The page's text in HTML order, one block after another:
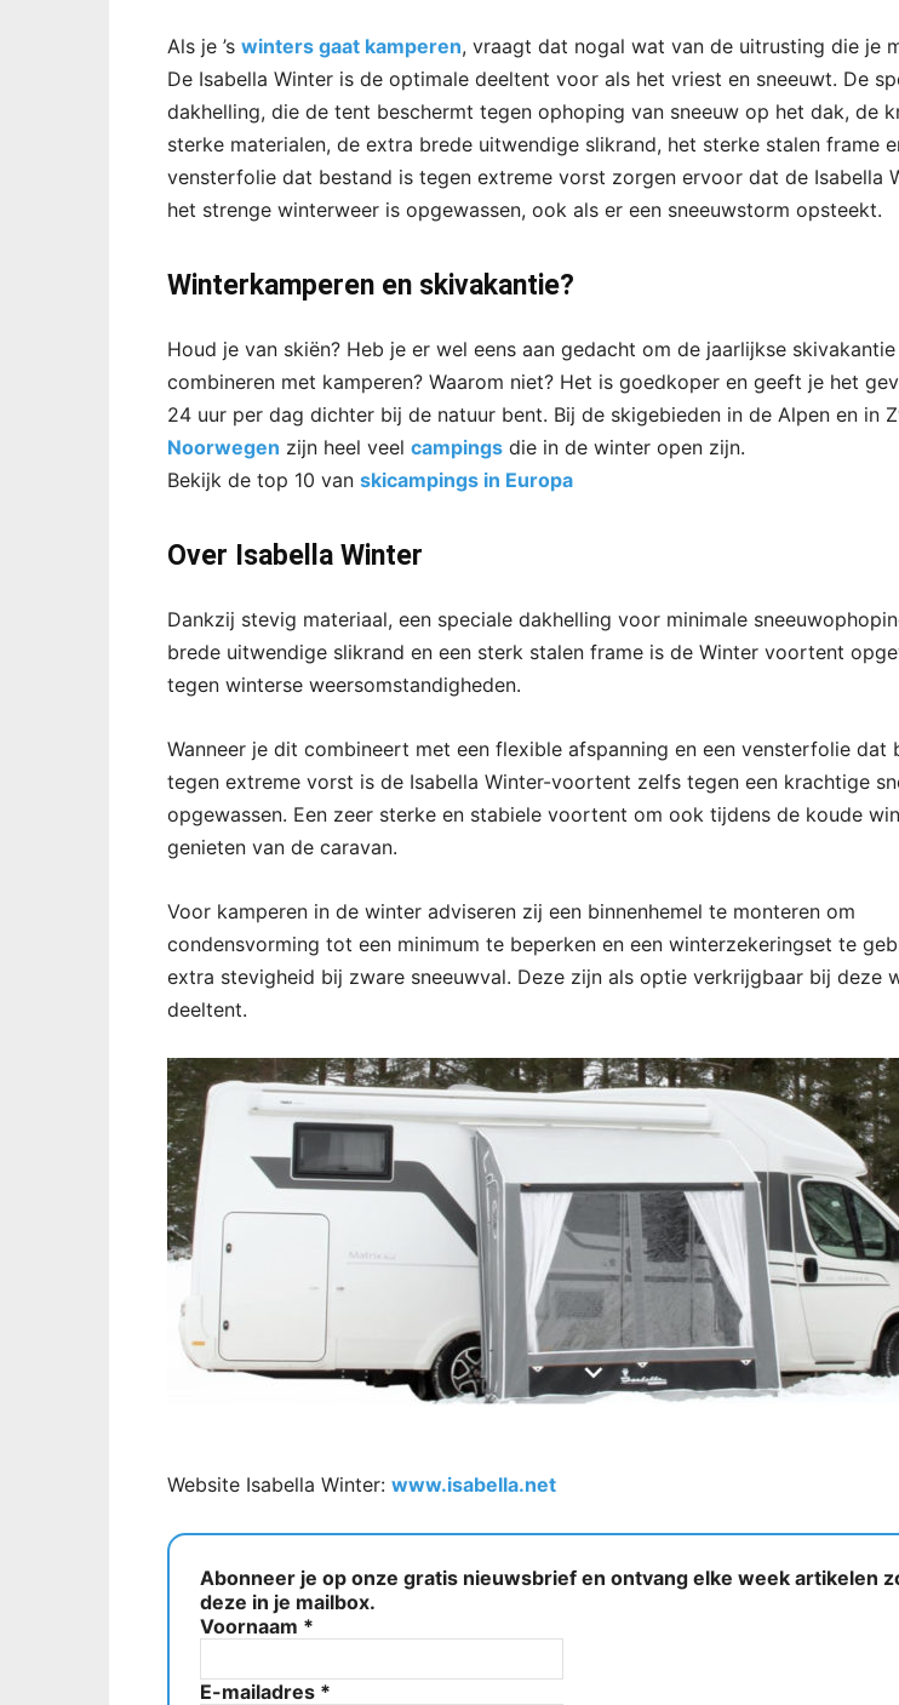
Als je ’s winters gaat kamperen, vraagt dat nogal wat van de uitrusting die je
De Isabella Winter is de optimale deeltent voor als het vriest en sneeuwt. De
dakhelling, die de tent beschermt tegen ophoping van sneeuw op het dak, de
sterke materialen, de extra brede uitwendige slikrand, het sterke stalen frame
vensterfolie dat bestand is tegen extreme vorst zorgen ervoor dat de Isabella
het strenge winterweer is opgewassen, ook als er een sneeuwstorm opsteekt.
Winterkamperen en skivakantie?
Houd je van skiën? Heb je er wel eens aan gedacht om de jaarlijkse
combineren met kamperen? Waarom niet? Het is goedkoper en geeft je het
24 uur per dag dichter bij de natuur bent. Bij de skigebieden in de Alpen en in
Noorwegen zijn heel veel campings die in de winter open zijn.
Bekijk de top 10 van skicampings in Europa
Over Isabella Winter
Dankzij stevig materiaal, een speciale dakhelling voor minimale
brede uitwendige slikrand en een sterk stalen frame is de Winter voortent
tegen winterse weersomstandigheden.
Wanneer je dit combineert met een flexible afspanning en een vensterfolie dat
tegen extreme vorst is de Isabella Winter-voortent zelfs tegen een krachtige
opgewassen. Een zeer sterke en stabiele voortent om ook tijdens de koude
genieten van de caravan.
Voor kamperen in de winter adviseren zij een binnenhemel te monteren om
condensvorming tot een minimum te beperken en een winterzekeringset te
extra stevigheid bij zware sneeuwval. Deze zijn als optie verkrijgbaar bij deze
deeltent.
Website Isabella Winter: www.isabella.net
Abonneer je op onze gratis nieuwsbrief en ontvang elke week artikelen
deze in je mailbox.
Voornaam *
E-mailadres *